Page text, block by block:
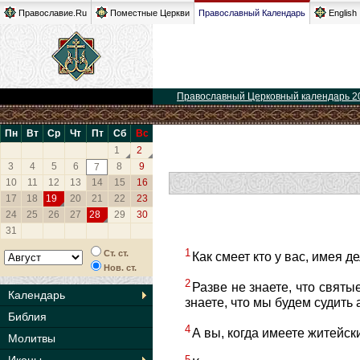
Православие.Ru Поместные Церкви Православный Календарь English
Православный Церковный календарь
Пн Вт Ср Чт Пт Сб
Вс
1
2
3
4 5 6 7 8
9
10
11 12 13 14 15
16
17
18 19 20 21 22
23
24
25 26 27 28 29
30
31
Ст. ст.
Нов. ст.
Календарь
Библия
Молитвы
1 Как смеет кто у вас, имея
2 Разве не знаете, что
знаете, что мы будем
4А вы, когда имеете